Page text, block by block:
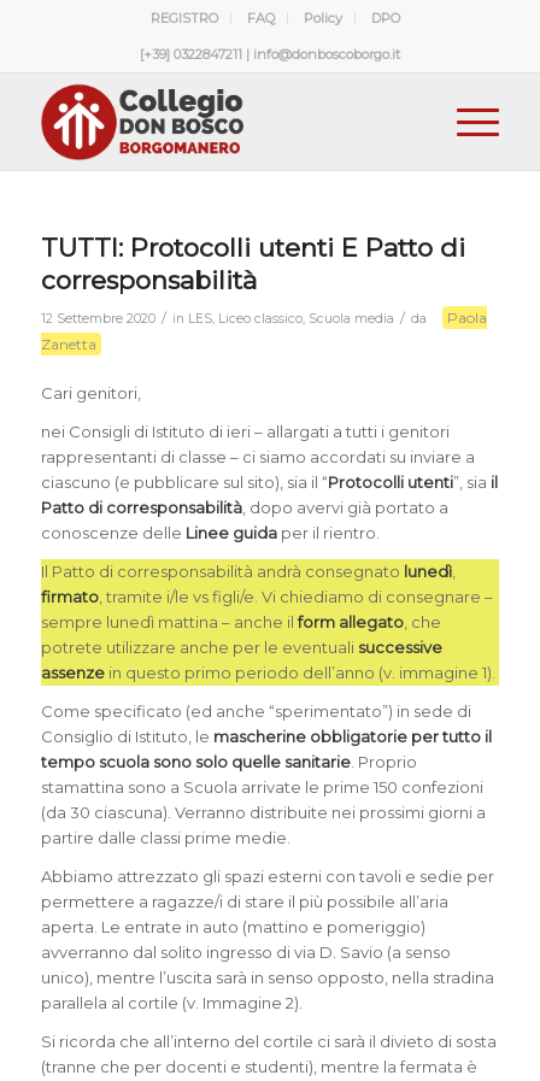
REGISTRO FAQ Policy DPO
[+39] 0322847211 | info@donboscoborgo.it
TUTTI: Protocolli utenti E Patto di
corresponsabilità
12 Settembre 2020 / in LES, Liceo classico, Scuola media / da
Paola
Zanetta
Cari genitori,
nei Consigli di Istituto di ieri – allargati a tutti i genitori
rappresentanti di classe – ci siamo accordati su inviare a
ciascuno (e pubblicare sul sito), sia il “Protocolli utenti”, sia il
Patto di corresponsabilità, dopo avervi già portato a
conoscenze delle Linee guidaper il rientro.
Il Patto di corresponsabilità andrà consegnato lunedì,
firmato, tramite i/le vs figli/e. Vi chiediamo di consegnare –
sempre lunedì mattina – anche ilform allegato, che
potrete utilizzare anche per le eventuali successive
assenzein questo primo periodo dell’anno (v. immagine 1).
Come specificato (ed anche “sperimentato”) in sede di
Consiglio di Istituto, le mascherine obbligatorie per tutto il
tempo scuola sono solo quelle sanitarie. Proprio
stamattina sono a Scuola arrivate le prime 150 confezioni
(da 30 ciascuna). Verranno distribuite nei prossimi giorni a
partire dalle classi prime medie.
Abbiamo attrezzato gli spazi esterni con tavoli e sedie per
permettere a ragazze/i di stare il più possibile all’aria
aperta. Le entrate in auto (mattino e pomeriggio)
avverranno dal solito ingresso di via D. Savio (a senso
unico), mentre l’uscita sarà in senso opposto, nella stradina
parallela al cortile (v. Immagine 2).
Si ricorda che all’interno del cortile ci sarà il divieto di sosta
(tranne che per docenti e studenti), mentre la fermata è